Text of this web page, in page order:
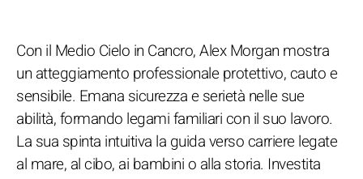
Con il Medio Cielo in Cancro, Alex Morgan mostra
un atteggiamento professionale protettivo, cauto e
sensibile. Emana sicurezza e serietà nelle sue
abilità, formando legami familiari con il suo lavoro.
La sua spinta intuitiva la guida verso carriere legate
al mare, al cibo, ai bambini o alla storia. Investita